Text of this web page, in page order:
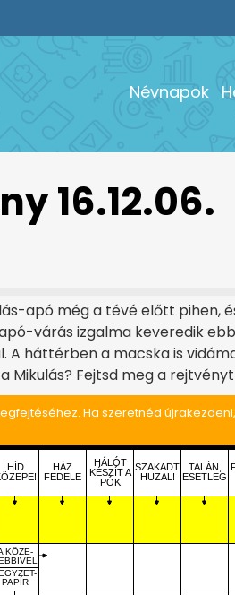
Névnapok
16.12.06.
apó még a tévé előtt pihen,
várás izgalma keveredik
háttérben a macska is
Mikulás? Fejtsd meg a
Ha szeretnéd
HÍD
KÖZE-
PAPÍR
HÁZ
FEDELE
HÁLÓT
KÉSZÍT A
PÓK
SZAKADT
HUZAL!
TALÁN,
ESETLEG